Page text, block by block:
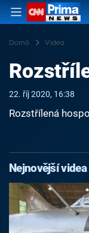
Domů Videa
22. říj 2020, 16:38
Rozstřílená
Nejnovější videa